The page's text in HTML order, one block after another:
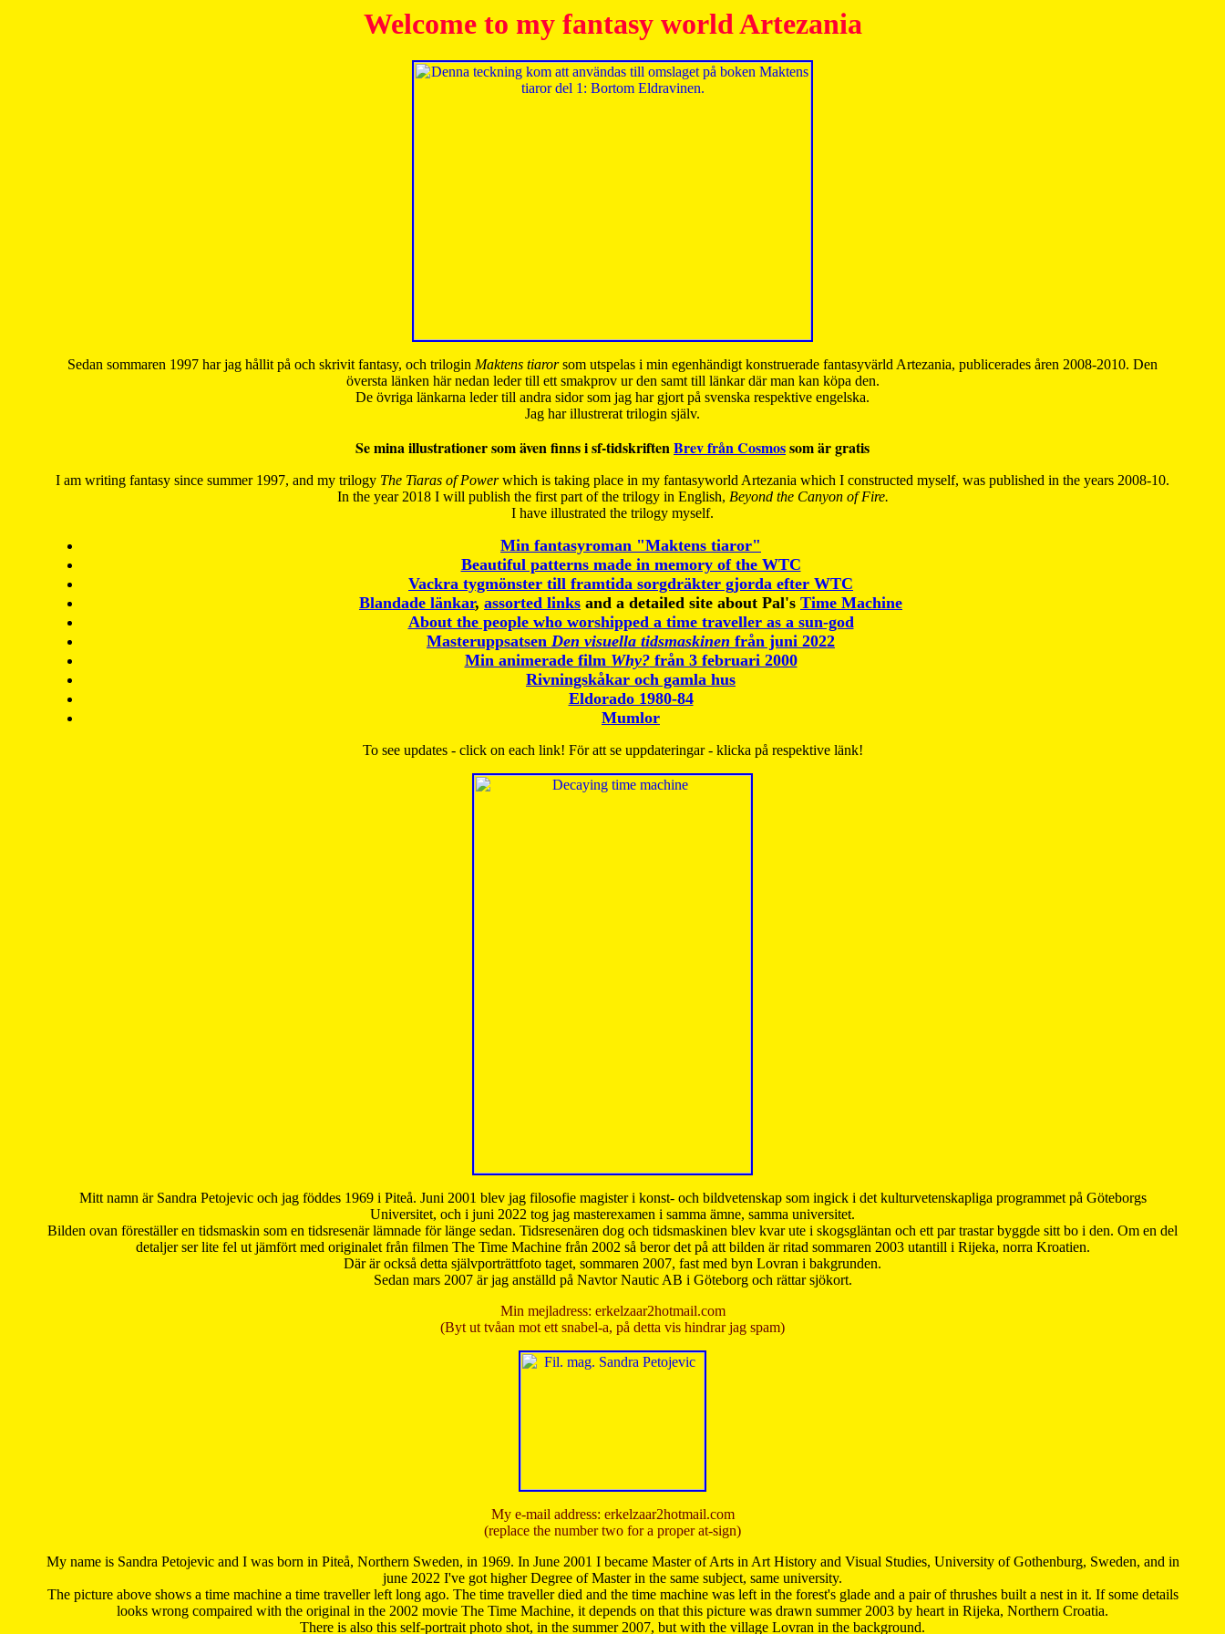
Welcome to my fantasy world Artezania
Sedan sommaren 1997 har jag hållit på och skrivit fantasy, och trilogin Maktens tiarorsom utspelas i min egenhändigt konstruerade fantasyvärld Artezania, publicerades åren 2008-2010. Den
översta länken här nedan leder till ett smakprov ur den samt till länkar där man kan köpa den.
De övriga länkarna leder till andra sidor som jag har gjort på svenska respektive engelska.
Jag har illustrerat trilogin själv.
Se mina illustrationer som även finns i sf-tidskriftenBrev från Cosmossom är gratis
I am writing fantasy since summer 1997, and my trilogy The Tiaras of Powerwhich is taking place in my fantasyworld Artezania which I constructed myself, was published in the years 2008-10.
In the year 2018 I will publish the first part of the trilogy in English, Beyond the Canyon of Fire.
I have illustrated the trilogy myself.
Min fantasyroman "Maktens tiaror"
Beautiful patterns made in memory of the WTC
Vackra tygmönster till framtida sorgdräkter gjorda efter WTC
Blandade länkar, assorted links and a detailed site about Pal's Time Machine
About the people who worshipped a time traveller as a sun-god
Masteruppsatsen Den visuella tidsmaskinen från juni 2022
Min animerade film Why?från 3 februari 2000
Rivningskåkar och gamla hus
Eldorado 1980-84
Mumlor
To see updates - click on each link! För att se uppdateringar - klicka på respektive länk!
Mitt namn är Sandra Petojevic och jag föddes 1969 i Piteå. Juni 2001 blev jag filosofie magister i konst- och bildvetenskap som ingick i det kulturvetenskapliga programmet på Göteborgs
Universitet, och i juni 2022 tog jag masterexamen i samma ämne, samma universitet.
Bilden ovan föreställer en tidsmaskin som en tidsresenär lämnade för länge sedan. Tidsresenären dog och tidsmaskinen blev kvar ute i skogsgläntan och ett par trastar byggde sitt bo i den. Om en del
detaljer ser lite fel ut jämfört med originalet från filmen The Time Machine från 2002 så beror det på att bilden är ritad sommaren 2003 utantill i Rijeka, norra Kroatien.
Där är också detta självporträttfoto taget, sommaren 2007, fast med byn Lovran i bakgrunden.
Sedan mars 2007 är jag anställd på Navtor Nautic AB i Göteborg och rättar sjökort.
Min mejladress: erkelzaar2hotmail.com
(Byt ut tvåan mot ett snabel-a, på detta vis hindrar jag spam)
My e-mail address: erkelzaar2hotmail.com
(replace the number two for a proper at-sign)
My name is Sandra Petojevic and I was born in Piteå, Northern Sweden, in 1969. In June 2001 I became Master of Arts in Art History and Visual Studies, University of Gothenburg, Sweden, and in
june 2022 I've got higher Degree of Master in the same subject, same university.
The picture above shows a time machine a time traveller left long ago. The time traveller died and the time machine was left in the forest's glade and a pair of thrushes built a nest in it. If some details
looks wrong compaired with the original in the 2002 movie The Time Machine, it depends on that this picture was drawn summer 2003 by heart in Rijeka, Northern Croatia.
There is also this self-portrait photo shot, in the summer 2007, but with the village Lovran in the background.